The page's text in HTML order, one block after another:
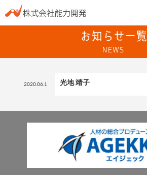
お知らせ一覧
NEWS
2020.06.1 光地 靖子